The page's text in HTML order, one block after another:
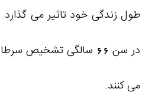
طول زندگی خود تاثیر می
در سن 66 سالگی تشخیص
می کنند.